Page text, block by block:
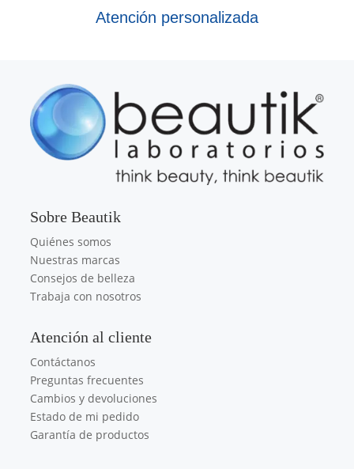
Atención personalizada
Sobre Beautik
Quiénes somos
Nuestras marcas
Consejos de belleza
Trabaja con nosotros
Atención al cliente
Contáctanos
Preguntas frecuentes
Cambios y devoluciones
Estado de mi pedido
Garantía de productos